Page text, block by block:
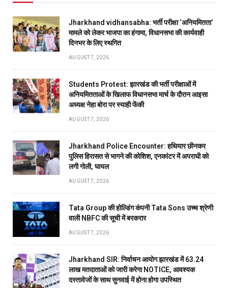
Jharkhand vidhansabha: भर्ती परीक्षा ‘अनियमितता’
मामले को लेकर भाजपा का हंगामा, विधानसभा की कार्यवाही
दिनभर के लिए स्थगित
AUGUST 7, 2026
Students Protest: झारखंड की भर्ती परीक्षाओं में
अनियमितताओं के खिलाफ विधानसभा मार्च के दौरान आइसा
अध्यक्ष नेहा बोरा पर स्याही फेंकी
AUGUST 7, 2026
Jharkhand Police Encounter: हथियार छीनकर
पुलिस हिरासत से भागने की कोशिश, एनकांटर में अपराधी को
लगी गोली, घायल
AUGUST 7, 2026
Tata Group की होल्डिंग कंपनी Tata Sons उच्च श्रेणी
वाली NBFC की सूची में बरकरार
AUGUST 7, 2026
Jharkhand SIR: निर्वाचन आयोग झारखंड में 63.24
लाख मतदाताओं को जारी करेगा NOTICE, आवश्यक
दस्तावेजों के साथ सुनवाई में होना होगा उपस्थित